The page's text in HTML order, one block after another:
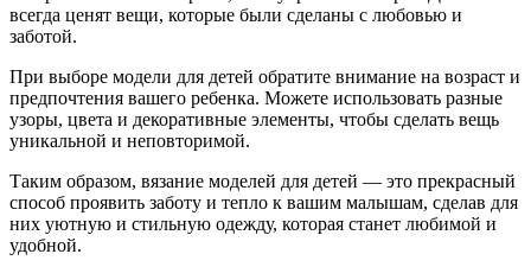
всегда ценят вещи, которые были сделаны с любовью и
заботой.
При выборе модели для детей обратите внимание на возраст и
предпочтения вашего ребенка. Можете использовать разные
узоры, цвета и декоративные элементы, чтобы сделать вещь
уникальной и неповторимой.
Таким образом, вязание моделей для детей — это прекрасный
способ проявить заботу и тепло к вашим малышам, сделав для
них уютную и стильную одежду, которая станет любимой и
удобной.